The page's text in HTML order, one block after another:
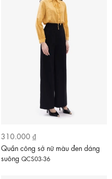
310.000 ₫
Quần công sở nữ màu đen dáng
suông QCS03-36